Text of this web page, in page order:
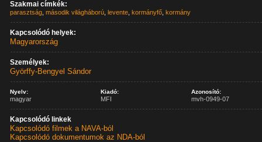
Szakmai címkék:
parasztság ,második világháború ,levente ,kormányfő ,kormány
Kapcsolódó helyek:
Magyarország
Személyek:
Györffy-Bengyel Sándor
Nyelv:
magyar
Kiadó:
MFI
Azonosító:
mvh-0949-07
Kapcsolódó linkek
Kapcsolódó filmek a NAVA-ból
Kapcsolódó dokumentumok az NDA-ból